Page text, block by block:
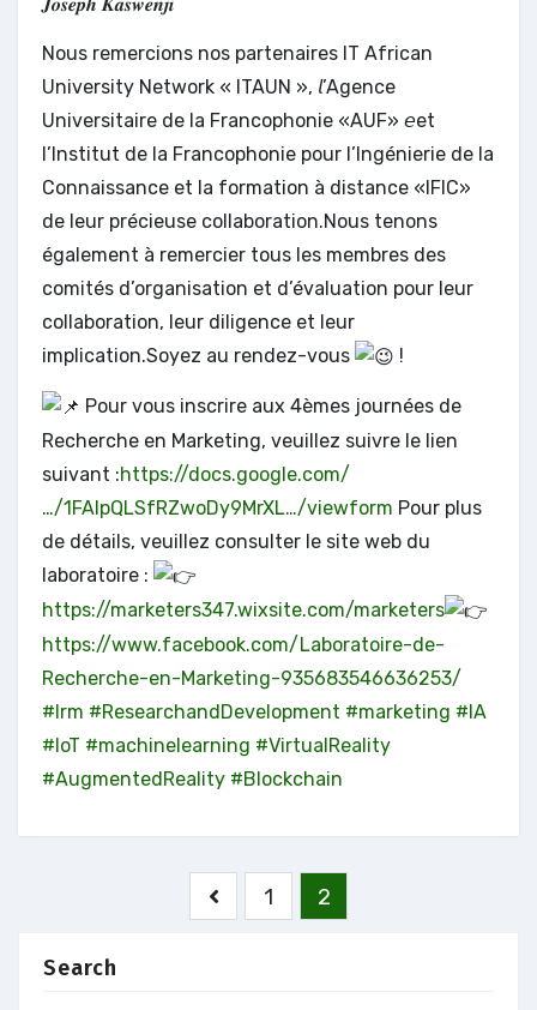
𝑱𝒐𝒔𝒆𝒑𝒉 𝑲𝒂𝒔𝒘𝒆𝒏𝒋𝒊
Nous remercions nos partenaires IT African
University Network « ITAUN », 𝘭’Agence
Universitaire de la Francophonie «AUF» 𝘦et
l’Institut de la Francophonie pour l’Ingénierie de la
Connaissance et la formation à distance «IFIC»
de leur précieuse collaboration.Nous tenons
également à remercier tous les membres des
comités d’organisation et d’évaluation pour leur
collaboration, leur diligence et leur
implication.Soyez au rendez-vous
!
Pour vous inscrire aux 4èmes journées de
Recherche en Marketing, veuillez suivre le lien
suivant :https://docs.google.com/
…/1FAIpQLSfRZwoDy9MrXL…/viewform Pour plus
de détails, veuillez consulter le site web du
laboratoire :
https://marketers347.wixsite.com/marketers
https://www.facebook.com/Laboratoire-de-
Recherche-en-Marketing-935683546636253/
#lrm #ResearchandDevelopment #marketing #IA
#IoT #machinelearning #VirtualReality
#AugmentedReality #Blockchain
Pagination
des
1 2
Search